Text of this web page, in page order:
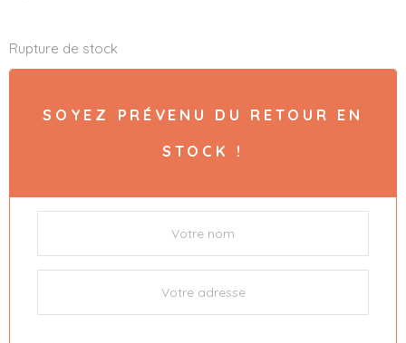
Rupture de stock
SOYEZ PRÉVENU DU RETOUR EN
STOCK !